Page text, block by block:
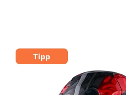
Tipp